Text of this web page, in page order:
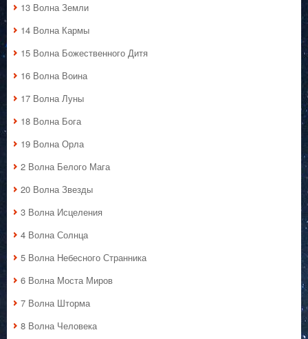
13 Волна Земли
14 Волна Кармы
15 Волна Божественного Дитя
16 Волна Воина
17 Волна Луны
18 Волна Бога
19 Волна Орла
2 Волна Белого Мага
20 Волна Звезды
3 Волна Исцеления
4 Волна Солнца
5 Волна Небесного Странника
6 Волна Моста Миров
7 Волна Шторма
8 Волна Человека